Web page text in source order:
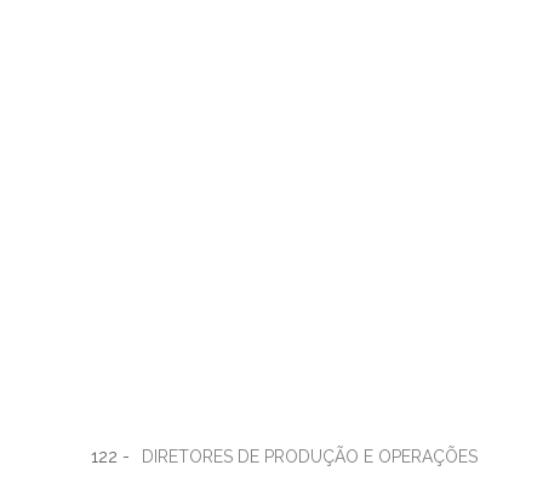
122 - DIRETORES DE PRODUÇÃO E OPERAÇÕES